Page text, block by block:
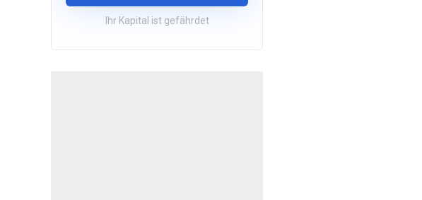
Ihr Kapital ist gefährdet